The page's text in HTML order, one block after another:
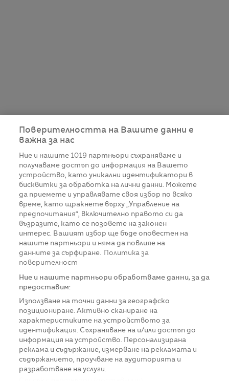
Поверителността на Вашите данни е
важна за нас
Ние и нашите 1019 партньори съхраняваме и
получаваме достъп до информация на Вашето
устройство, като уникални идентификатори в
бисквитки за обработка на лични данни. Можете
да приемете и управлявате своя избор по всяко
време, като щракнете върху „Управление на
предпочитания“, включително правото си да
възразите, като се позовете на законен
интерес. Вашият избор ще бъде оповестен на
нашите партньори и няма да повлияе на
данните за сърфиране.
Политика за
поверителност
Ние и нашите партньори обработваме данни, за да
предоставим:
Използване на точни данни за географско
позициониране. Активно сканиране на
характеристиките на устройството за
идентификация. Съхраняване на и/или достъп до
информация на устройство. Персонализирана
реклама и съдържание, измерване на рекламата и
съдържанието, проучване на аудиторията и
разработване на услуги.